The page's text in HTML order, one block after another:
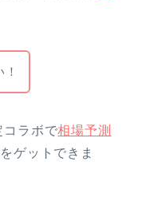
コラボで相場予測
ゲットできま